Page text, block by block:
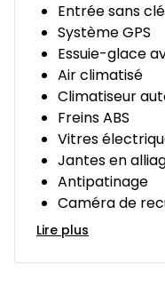
Entrée sans clé
Système GPS
Essuie-glace
Air climatisé
Climatiseur
Freins ABS
Vitres
Jantes en
Antipatinage
Caméra de
Lire plus